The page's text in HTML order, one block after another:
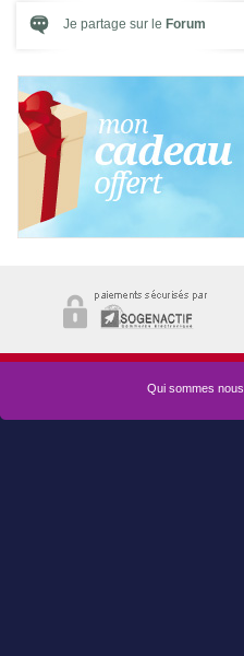
Je partage sur le Forum
Qui sommes nous